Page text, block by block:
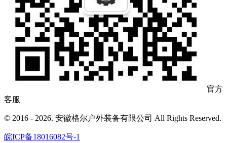
官方
客服
© 2016 - 2026. 安徽格尔户外装备有限公司 All Rights Reserved.
皖ICP备18016082号-1